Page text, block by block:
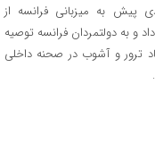
پیش به میزبانی فرانسه از
به دولتمردان فرانسه توصیه
ترور و آشوب در صحنه داخلی